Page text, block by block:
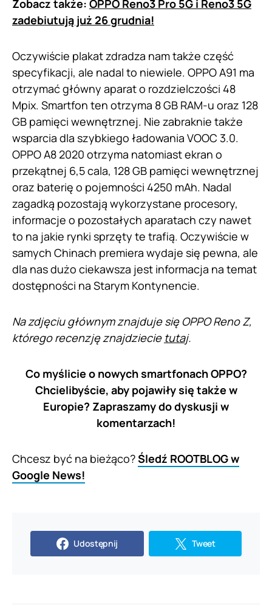
Zobacz także: OPPO Reno3 Pro 5G i Reno3 5G
zadebiutują już 26 grudnia!
Oczywiście plakat zdradza nam także część
specyfikacji, ale nadal to niewiele. OPPO A91 ma
otrzymać główny aparat o rozdzielczości 48
Mpix. Smartfon ten otrzyma 8 GB RAM-u oraz 128
GB pamięci wewnętrznej. Nie zabraknie także
wsparcia dla szybkiego ładowania VOOC 3.0.
OPPO A8 2020 otrzyma natomiast ekran o
przekątnej 6,5 cala, 128 GB pamięci wewnętrznej
oraz baterię o pojemności 4250 mAh. Nadal
zagadką pozostają wykorzystane procesory,
informacje o pozostałych aparatach czy nawet
to na jakie rynki sprzęty te trafią. Oczywiście w
samych Chinach premiera wydaje się pewna, ale
dla nas dużo ciekawsza jest informacja na temat
dostępności na Starym Kontynencie.
Na zdjęciu głównym znajduje się OPPO Reno Z,
którego recenzję znajdziecie tutaj.
Co myślicie o nowych smartfonach OPPO?
Chcielibyście, aby pojawiły się także w
Europie? Zapraszamy do dyskusji w
komentarzach!
Chcesz być na bieżąco?Śledź ROOTBLOG w
Google News!
Udostępnij Tweet